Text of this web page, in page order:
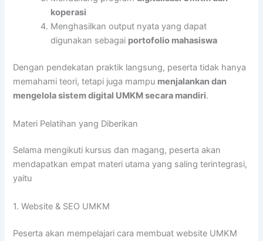
koperasi
Menghasilkan output nyata yang dapat
digunakan sebagai portofolio mahasiswa
Dengan pendekatan praktik langsung, peserta tidak hanya
memahami teori, tetapi juga mampu menjalankan dan
mengelola sistem digital UMKM secara mandiri.
Materi Pelatihan yang Diberikan
Selama mengikuti kursus dan magang, peserta akan
mendapatkan empat materi utama yang saling terintegrasi,
yaitu
1. Website & SEO UMKM
Peserta akan mempelajari cara membuat website UMKM